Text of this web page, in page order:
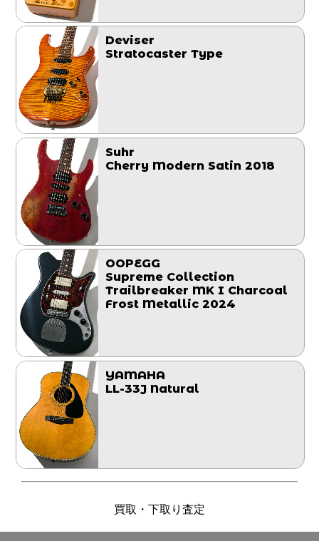
Deviser
Stratocaster Type
Suhr
Cherry Modern Satin 2018
OOPEGG
Supreme Collection
Trailbreaker MK I Charcoal
Frost Metallic 2024
YAMAHA
LL-33J Natural
買取・下取り査定